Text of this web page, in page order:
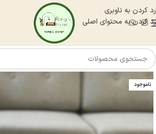
رد کردن به ناوبری
رد کردن به محتوای اصلی
ناموجود